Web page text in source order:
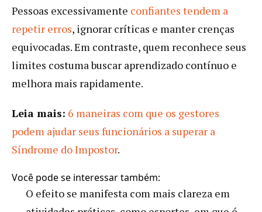
Pessoas excessivamente confiantes tendem a
repetir erros, ignorar críticas e manter crenças
equivocadas. Em contraste, quem reconhece seus
limites costuma buscar aprendizado contínuo e
melhora mais rapidamente.
Leia mais: 6 maneiras com que os gestores
podem ajudar seus funcionários a superar a
Síndrome do Impostor.
Você pode se interessar também:
O efeito se manifesta com mais clareza em